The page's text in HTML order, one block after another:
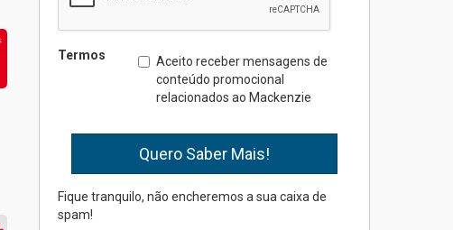
Mackenzie recepciona os
calouros do segundo
semestre de 2026
04.08.2026
Brasília prepara seus
estudantes para o PAS antes
mesmo do Ensino Médio
Termos
Aceito receber mensagens de
conteúdo promocional
relacionados ao Mackenzie
Fique tranquilo, não encheremos a sua caixa de
spam!